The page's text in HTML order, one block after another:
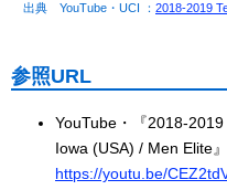
出典 YouTube・UCI ： 2018-2019
参照URL
YouTube・『2018-
Iowa (USA) / Men Elite』
https://youtu.be/